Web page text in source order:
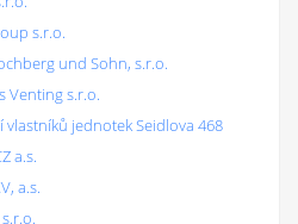
s.r.o.
und Sohn, s.r.o.
Venting s.r.o.
vlastníků jednotek Seidlova 468
a.s.
a.s.